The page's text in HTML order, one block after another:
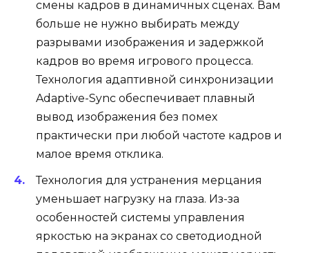
смены кадров в динамичных сценах. Вам
больше не нужно выбирать между
разрывами изображения и задержкой
кадров во время игрового процесса.
Технология адаптивной синхронизации
Adaptive-Sync обеспечивает плавный
вывод изображения без помех
практически при любой частоте кадров и
малое время отклика.
Технология для устранения мерцания
уменьшает нагрузку на глаза. Из-за
особенностей системы управления
яркостью на экранах со светодиодной